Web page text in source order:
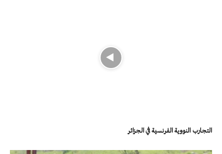
التجارب النووية الفرنسية في الجزائر